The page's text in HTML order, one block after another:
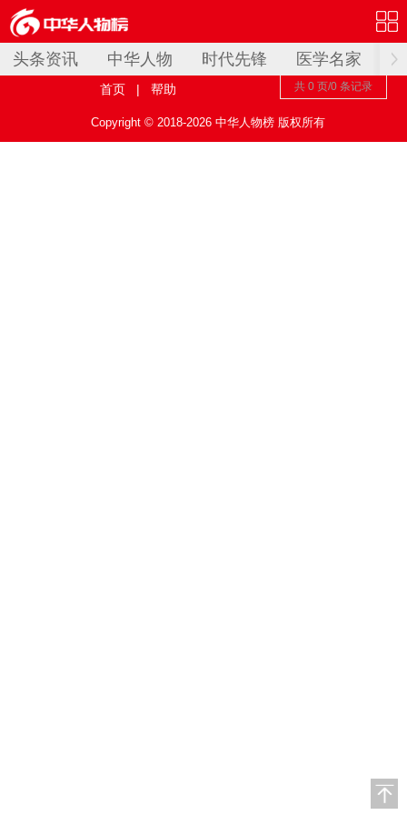
头条资讯 中华人物 时代先锋 医学名家
共 0 页/0 条记录
首页 |帮助
Copyright © 2018-2026 中华人物榜 版权所有